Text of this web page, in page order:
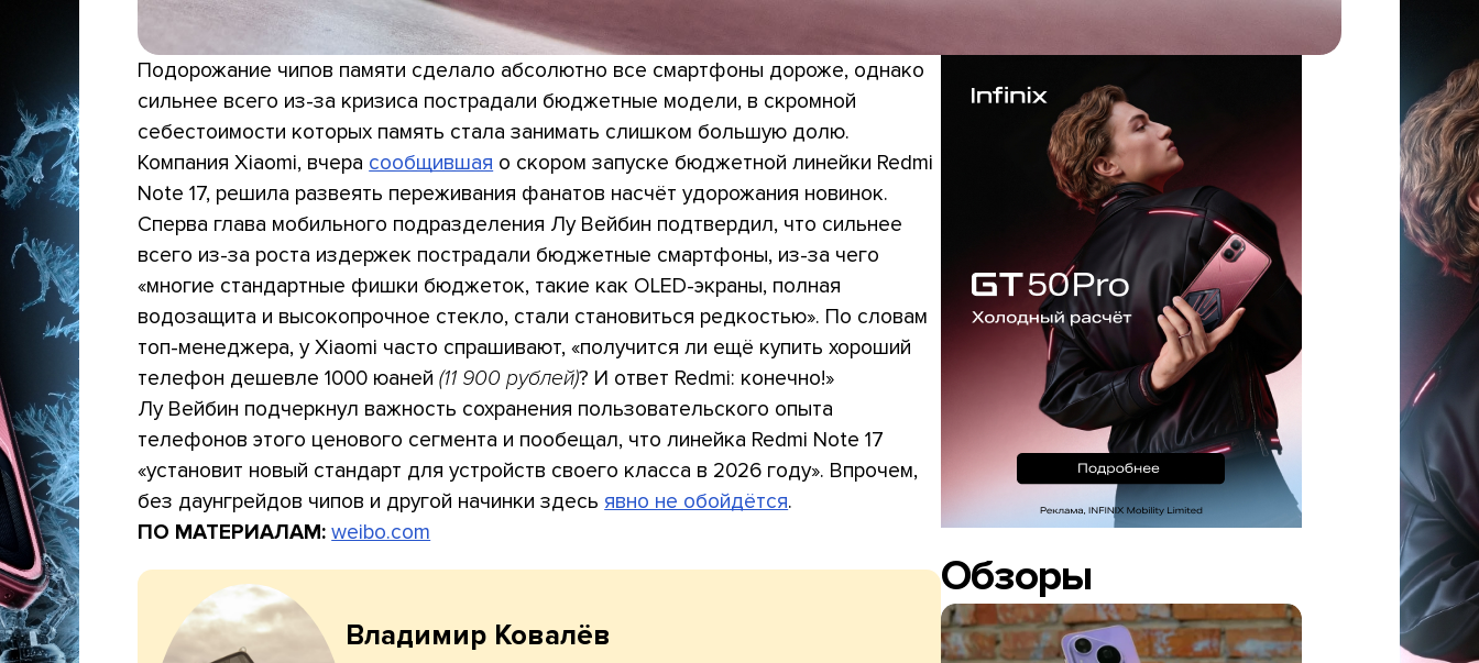
Подорожание чипов памяти сделало абсолютно все смартфоны дороже, однако
сильнее всего из-за кризиса пострадали бюджетные модели, в скромной
себестоимости которых память стала занимать слишком большую долю.
Компания Xiaomi, вчера сообщившая о скором запуске бюджетной линейки Redmi
Note 17, решила развеять переживания фанатов насчёт удорожания новинок.
Сперва глава мобильного подразделения Лу Вейбин подтвердил, что сильнее
всего из-за роста издержек пострадали бюджетные смартфоны, из-за чего
«многие стандартные фишки бюджеток, такие как OLED-экраны, полная
водозащита и высокопрочное стекло, стали становиться редкостью». По словам
топ-менеджера, у Xiaomi часто спрашивают, «получится ли ещё купить хороший
телефон дешевле 1000 юаней(11 900 рублей)? И ответ Redmi: конечно!»
Лу Вейбин подчеркнул важность сохранения пользовательского опыта
телефонов этого ценового сегмента и пообещал, что линейка Redmi Note 17
«установит новый стандарт для устройств своего класса в 2026 году». Впрочем,
без даунгрейдов чипов и другой начинки здесь явно не обойдётся.
ПО МАТЕРИАЛАМ: weibo.com
Владимир Ковалёв
Обзоры